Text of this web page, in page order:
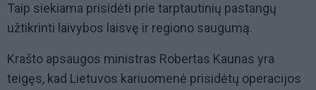
Taip siekiama prisidėti prie tarptautinių pastangų
užtikrinti laivybos laisvę ir regiono saugumą.
Krašto apsaugos ministras Robertas Kaunas yra
teigęs, kad Lietuvos kariuomenė prisidėtų operacijos